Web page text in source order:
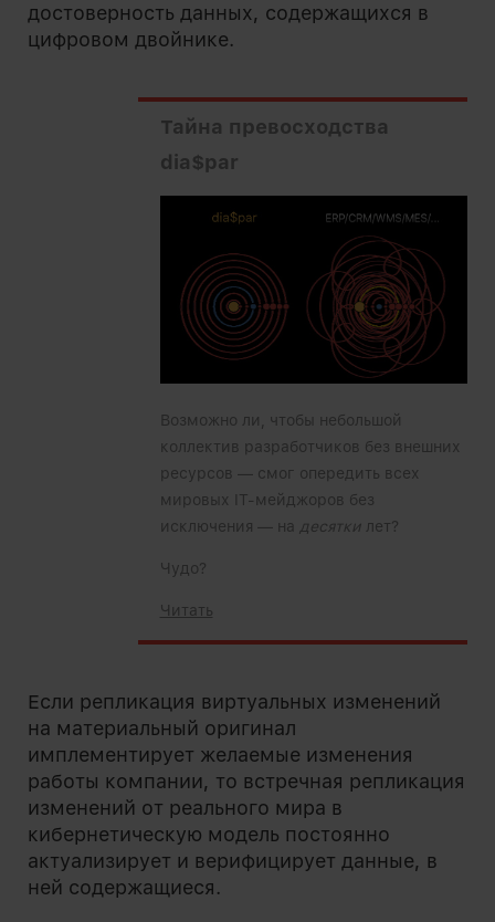
достоверность данных, содержащихся в
цифровом двойнике.
Тайна превосходства
dia$par
Возможно ли, чтобы небольшой
коллектив разработчиков без внешних
ресурсов — смог опередить всех
мировых IT-мейджоров без
исключения — на десяткилет?
Чудо?
Читать
Если репликация виртуальных изменений
на материальный оригинал
имплементирует желаемые изменения
работы компании, то встречная репликация
изменений от реального мира в
кибернетическую модель постоянно
актуализирует и верифицирует данные, в
ней содержащиеся.